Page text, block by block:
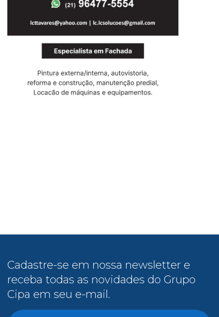
Cadastre-se em nossa newsletter e
receba todas as novidades do Grupo
Cipa em seu e-mail.